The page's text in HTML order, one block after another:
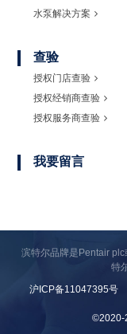
水泵解决方案
查验
授权门店查验
授权经销商查验
授权服务商查验
我要留言
滨特尔品牌是Pentair
特
沪ICP备11047395号
©2020-